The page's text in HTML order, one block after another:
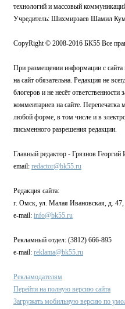
технологий и массовый
Учредитель: Шихмирзаев Шамил
CopyRight © 2008-2016 БК55 Все
При размещении информации с сайта
на сайт обязательна. Редакция не
блогеров и не несёт ответственности
комментариев на сайте. Перепечатка
любой форме, в том числе и в
письменного разрешения редакции.
Главный редактор - Грязнов Георгий
email: redactor@bk55.ru
Редакция сайта:
г. Омск, ул. Малая Ивановская, д.
e-mail: info@bk55.ru
Рекламный отдел: (3812) 666-895
e-mail: reklama@bk55.ru
Рекламодателям
Перейти на полную версию сайта
Загружать мобильную версию по